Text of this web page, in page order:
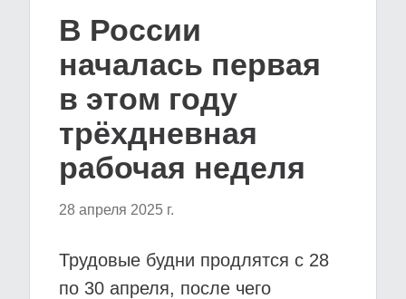
В России
началась первая
в этом году
трёхдневная
рабочая неделя
28 апреля 2025 г.
Трудовые будни продлятся с 28
по 30 апреля, после чего